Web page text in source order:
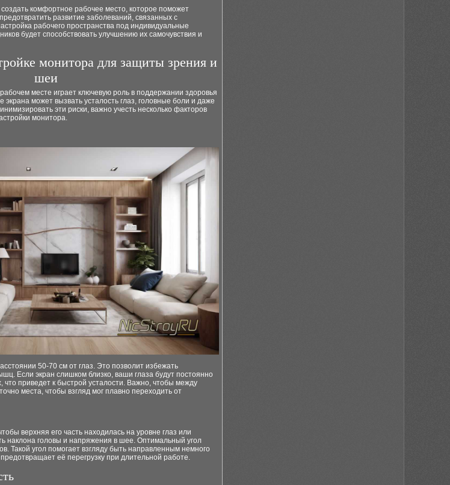
комфортное рабочее место, которое поможет
развитие заболеваний, связанных с
рабочего пространства под индивидуальные
будет способствовать улучшению их самочувствия и
монитора для защиты зрения и
шеи
месте играет ключевую роль в поддержании здоровья
может вызвать усталость глаз, головные боли и даже
эти риски, важно учесть несколько факторов
монитора.
50-70 см от глаз. Это позволит избежать
Если экран слишком близко, ваши глаза будут постоянно
что приведет к быстрой усталости. Важно, чтобы между
места, чтобы взгляд мог плавно переходить от
верхняя его часть находилась на уровне глаз или
наклона головы и напряжения в шее. Оптимальный угол
Такой угол помогает взгляду быть направленным немного
её перегрузку при длительной работе.